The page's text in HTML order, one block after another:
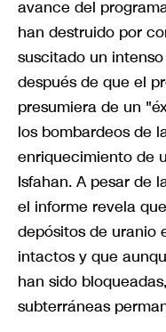
avance del
han destruido por
suscitado un
después de que el
presumiera de un
los bombardeos de
enriquecimiento de
Isfahan. A pesar de
el informe revela
depósitos de uranio
intactos y que
han sido
subterráneas